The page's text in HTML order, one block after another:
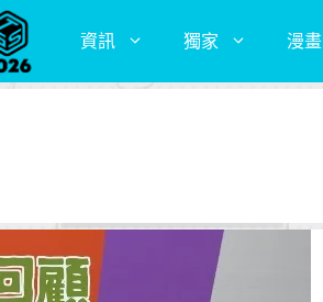
資訊 獨家 漫畫